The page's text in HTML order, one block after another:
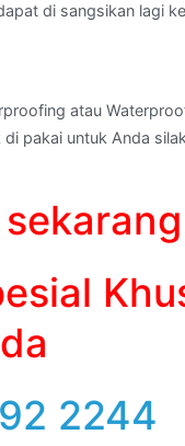
di sangsikan lagi
atau
pakai untuk Anda
2244